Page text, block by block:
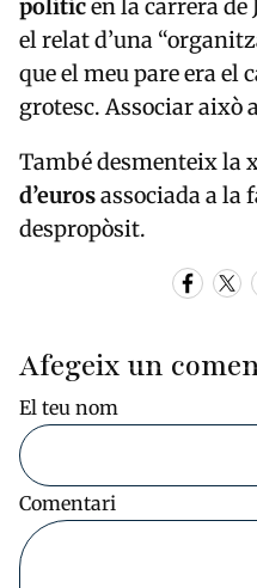
políticen la carrera
el relat d’una
que el meu pare era el
grotesc. Associar això
També desmenteix la
d’eurosassociada a la
despropòsit.
Afegeix un
El teu nom
Comentari